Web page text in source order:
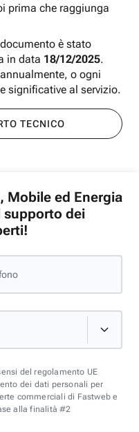
prima che raggiunga
è stato
in data 18/12/2025.
o ogni
significative al servizio.
TECNICO
Mobile ed Energia
supporto dei
del regolamento UE
dei dati personali per
commerciali di Fastweb e
alla finalità #2